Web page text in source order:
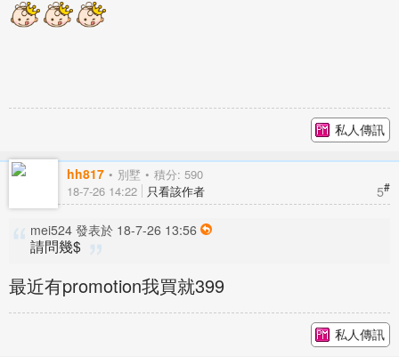
私人傳訊
hh817 別墅 積分: 590
5#
18-7-26 14:22 只看該作者
mei524 發表於 18-7-26 13:56
請問幾$
最近有promotion我買就399
私人傳訊